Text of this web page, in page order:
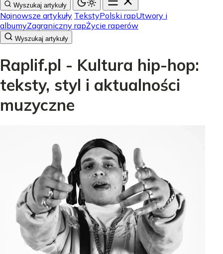
Wyszukaj artykuły
Najnowsze artykuły TekstyPolski rapUtwory i
albumyZagraniczny rapŻycie raperów
Wyszukaj artykuły
Raplif.pl - Kultura hip-hop:
teksty, styl i aktualności
muzyczne